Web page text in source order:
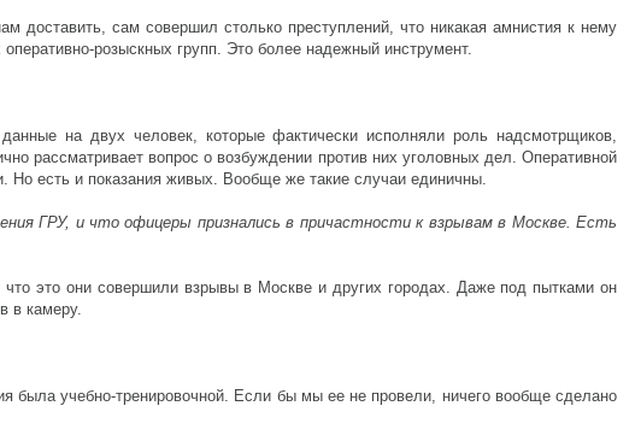
сам совершил столько преступлений, что никакая амнистия к нему
розыскных групп. Это более надежный инструмент.
на двух человек, которые фактически исполняли роль надсмотрщиков,
рассматривает вопрос о возбуждении против них уголовных дел. Оперативной
Но есть и показания живых. Вообще же такие случаи единичны.
ГРУ, и что офицеры признались в причастности к взрывам в Москве. Есть
это они совершили взрывы в Москве и других городах. Даже под пытками он
в камеру.
была учебно-тренировочной. Если бы мы ее не провели, ничего вообще сделано